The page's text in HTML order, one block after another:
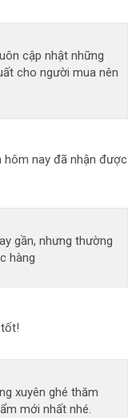
cập nhật những
cho người mua nên
hôm nay đã nhận được
gần, nhưng thường
hàng
xuyên ghé thăm
mới nhất nhé.